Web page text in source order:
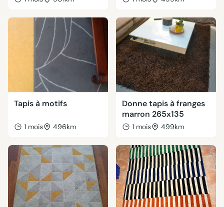
Tapis à motifs
1 mois 496km
Donne tapis à franges
marron 265x135
1 mois 499km